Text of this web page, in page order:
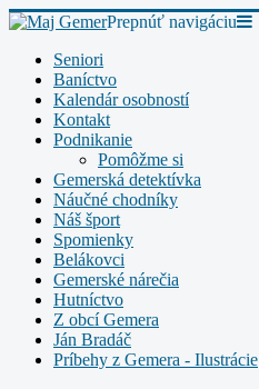
Prepnúť navigáciu
Seniori
Baníctvo
Kalendár osobností
Kontakt
Podnikanie
Pomôžme si
Gemerská detektívka
Náučné chodníky
Náš šport
Spomienky
Belákovci
Gemerské nárečia
Hutníctvo
Z obcí Gemera
Ján Bradáč
Príbehy z Gemera - Ilustrácie